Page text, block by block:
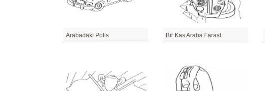
Arabadaki Polis Bir Kas Araba Farast